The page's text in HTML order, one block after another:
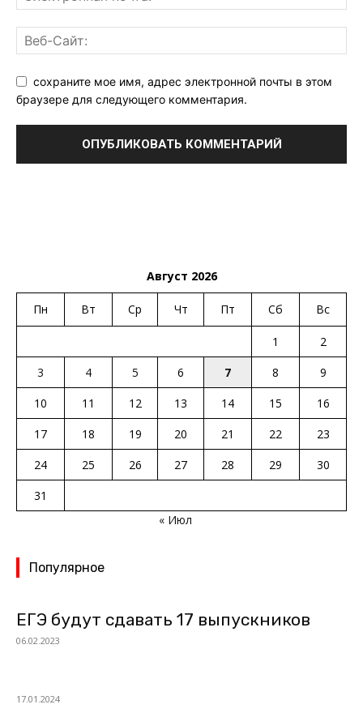
сохраните мое имя, адрес электронной почты в этом
браузере для следующего комментария.
Август 2026
Пн Вт Ср Чт Пт Сб Вс
1
2
3
4 5 6 7 8
9
10
11 12 13 14 15
16
17
18 19 20 21 22
23
24
25 26 27 28 29
30
31
« Июл
Популярное
ЕГЭ будут сдавать 17 выпускников
06.02.2023
17.01.2024